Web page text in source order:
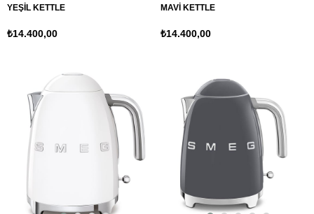
YEŞİL KETTLE
₺14.400,00
MAVİ KETTLE
₺14.400,00